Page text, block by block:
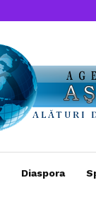
Diaspora